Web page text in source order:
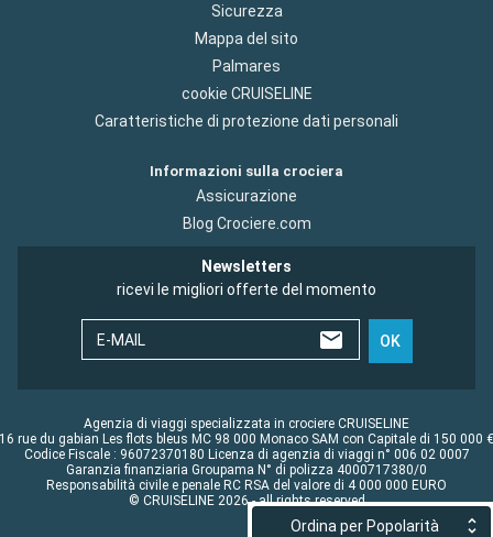
Ordina per Popolarità
Sicurezza
Mappa del sito
Palmares
cookie CRUISELINE
Caratteristiche di protezione dati personali
Informazioni sulla crociera
Assicurazione
Blog Crociere.com
Newsletters
ricevi le migliori offerte del momento
E-MAIL OK
Agenzia di viaggi specializzata in crociere CRUISELINE
16 rue du gabian Les flots bleus MC 98 000 Monaco SAM con Capitale di 150 000 €
Codice Fiscale : 96072370180 Licenza di agenzia di viaggi n° 006 02 0007
Garanzia finanziaria Groupama N° di polizza 4000717380/0
Responsabilità civile e penale RC RSA del valore di 4 000 000 EURO
© CRUISELINE 2026 - all rights reserved